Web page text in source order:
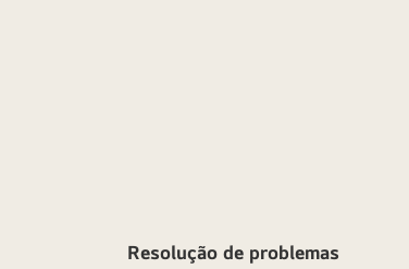
Resolução de problemas